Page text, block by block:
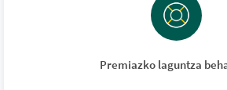
Premiazko laguntza